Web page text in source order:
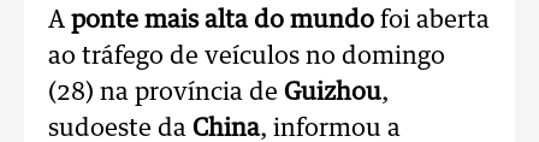
A ponte mais alta do mundo foi aberta
ao tráfego de veículos no domingo
(28) na província de Guizhou,
sudoeste da China, informou a